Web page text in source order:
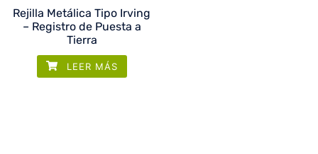
Rejilla Metálica Tipo Irving
– Registro de Puesta a
Tierra
LEER MÁS